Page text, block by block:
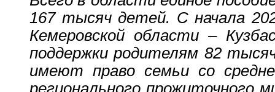
167 тысяч детей. С начала
Кемеровской области –
поддержки родителям 82
имеют право семьи со
регионального прожиточного